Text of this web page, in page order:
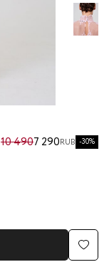
10 4907 290RUB -30%